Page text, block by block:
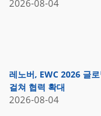
2026-08-04
레노버, EWC 2026 글
걸쳐 협력 확대
2026-08-04